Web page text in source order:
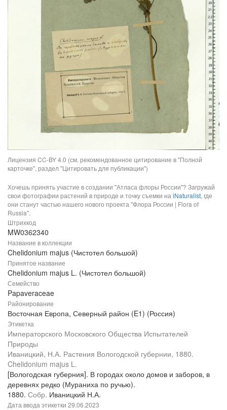
Лицензия CC-BY 4.0 (см. рекомендованное цитирование в "Полной
карточке", раздел "Цитировать для публикации")
Хочешь принять участие в создании "Атласа флоры России"? Загружай
свои фотографии растений в природе и точку съемки на iNaturalist, где
они станут частью нашего нового проекта "Флора России | Flora of
Russia".
Штрихкод
MW0362340
Название в коллекции
Chelidonium majus (Чистотел большой)
Принятое название
Chelidonium majus L. (Чистотел большой)
Семейство
Papaveraceae
Районирование
Восточная Европа, Северный район (E1) (Россия)
Этикетка
Императорского Московского Общества Испытателей
Природы
Иваницкий, Н.А. Растения Вологодской губернии, 1880.
Chelidonium majus L.
[Вологодская губерния]. В городах около домов и заборов, в
деревнях редко (Мураниха по ручью).
1880. Собр. Иваницкий Н.А.
Дата ввода этикетки 29.06.2023